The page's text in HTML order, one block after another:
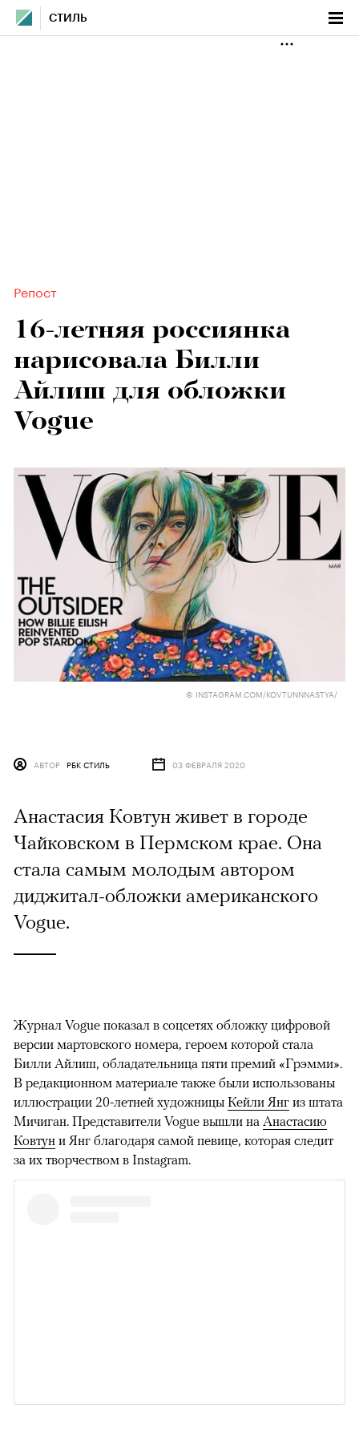
СТИЛЬ
Репост
16-летняя россиянка
нарисовала Билли
Айлиш для обложки
Vogue
© INSTAGRAM.COM/KOVTUNNNASTYA/
АВТОР РБК СТИЛЬ 03 ФЕВРАЛЯ 2020
Анастасия Ковтун живет в городе
Чайковском в Пермском крае. Она
стала самым молодым автором
диджитал-обложки американского
Vogue.
Журнал Vogue показал в соцсетях обложку цифровой
версии мартовского номера, героем которой стала
Билли Айлиш, обладательница пяти премий «Грэмми».
В редакционном материале также были использованы
иллюстрации 20-летней художницы Кейли Янг из штата
Мичиган. Представители Vogue вышли на Анастасию
Ковтун и Янг благодаря самой певице, которая следит
за их творчеством в Instagram.